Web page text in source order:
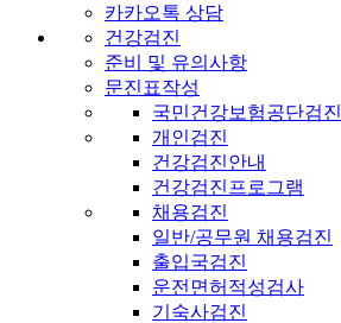
카카오톡 상담
건강검진
준비 및 유의사항
문진표작성
국민건강보험공단검진
개인검진
건강검진안내
건강검진프로그램
채용검진
일반/공무원 채용검진
출입국검진
운전면허적성검사
기숙사검진